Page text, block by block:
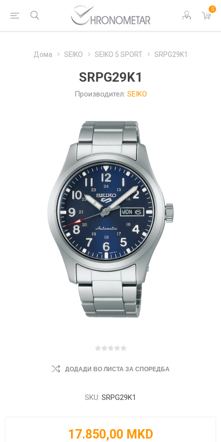
0
Дома SEIKO SEIKO 5 SPORT SRPG29K1
SRPG29K1
Производител: SEIKO
ДОДАДИ ВО ЛИСТА ЗА СПОРЕДБА
SKU: SRPG29K1
17.850,00 MKD